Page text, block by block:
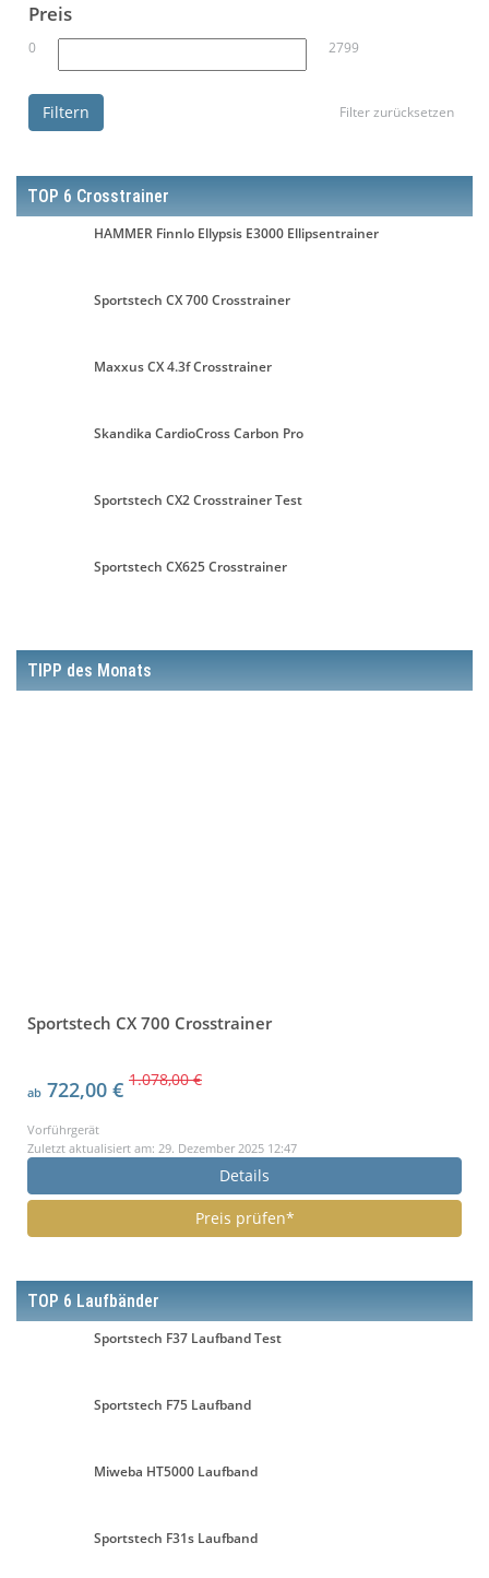
Preis
0 2799
Filter zurücksetzen
Filtern
TOP 6 Crosstrainer
HAMMER Finnlo Ellypsis E3000 Ellipsentrainer
Sportstech CX 700 Crosstrainer
Maxxus CX 4.3f Crosstrainer
Skandika CardioCross Carbon Pro
Sportstech CX2 Crosstrainer Test
Sportstech CX625 Crosstrainer
TIPP des Monats
Sportstech CX 700 Crosstrainer
ab 722,00 € 1.078,00 €
Vorführgerät
Zuletzt aktualisiert am: 29. Dezember 2025 12:47
Details
Preis prüfen*
TOP 6 Laufbänder
Sportstech F37 Laufband Test
Sportstech F75 Laufband
Miweba HT5000 Laufband
Sportstech F31s Laufband